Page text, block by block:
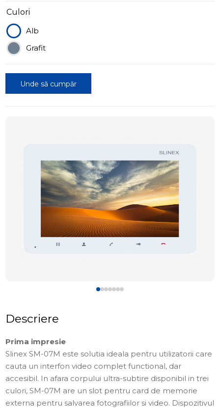
Culori
Alb
Grafit
Unde să cumpăr
Descriere
Prima impresie
Slinex SM-07M este solutia ideala pentru utilizatorii care
cauta un interfon video complet functional, dar
accesibil. In afara corpului ultra-subtire disponibil in trei
culori, SM-07M are un slot pentru card de memorie
externa pentru salvarea fotografiilor si video. Dispozitivul